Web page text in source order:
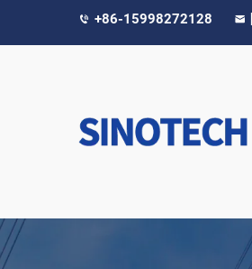
+86-15998272128